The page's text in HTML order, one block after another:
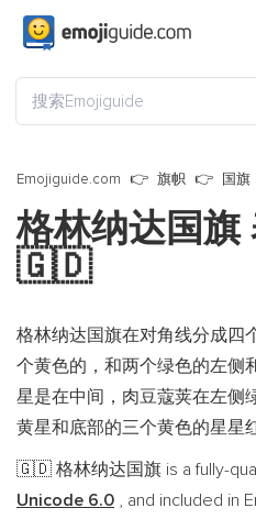
Emojiguide.com 旗帜 国旗
格林纳达国旗
🇬🇩
格林纳达国旗在对角线分成四
个黄色的，和两个绿色的左侧
星是在中间，肉豆蔻荚在左侧
黄星和底部的三个黄色的星星
🇬🇩 格林纳达国旗 is a fully-
Unicode 6.0 , and included in